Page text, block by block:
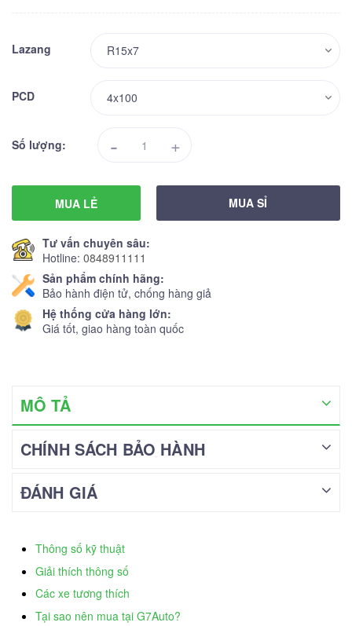
Lazang
PCD
Số lượng: - +
MUA LẺ MUA SỈ
Tư vấn chuyên sâu:
Hotline: 0848911111
Sản phẩm chính hãng:
Bảo hành điện tử, chống hàng giả
Hệ thống cửa hàng lớn:
Giá tốt, giao hàng toàn quốc
MÔ TẢ
CHÍNH SÁCH BẢO HÀNH
ĐÁNH GIÁ
Thông số kỹ thuật
Giải thích thông số
Các xe tương thích
Tại sao nên mua tại G7Auto?